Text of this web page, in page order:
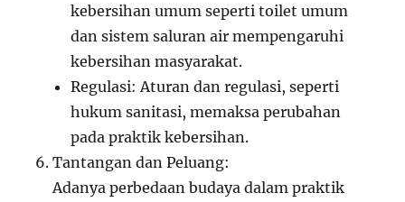
kebersihan umum seperti toilet umum
dan sistem saluran air mempengaruhi
kebersihan masyarakat.
Regulasi: Aturan dan regulasi, seperti
hukum sanitasi, memaksa perubahan
pada praktik kebersihan.
Tantangan dan Peluang:
Adanya perbedaan budaya dalam praktik